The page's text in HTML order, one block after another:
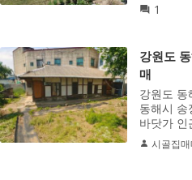
1
강원도
매
강원도 동
동해시
바닷가 인
시골집매